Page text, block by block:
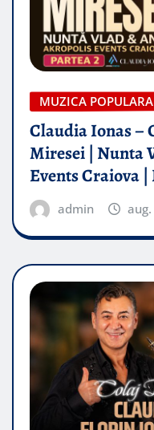
MUZICA POPULARA
Claudia Ionas –
Miresei | Nunta
Events Craiova |
admin